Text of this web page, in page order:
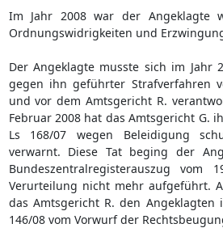
Im Jahr 2008 war der Angeklagte
Ordnungswidrigkeiten und
Der Angeklagte musste sich im Jahr
gegen ihn geführter Strafverfahren
und vor dem Amtsgericht R.
Februar 2008 hat das Amtsgericht G.
Ls 168/07 wegen Beleidigung
verwarnt. Diese Tat beging der
Bundeszentralregisterauszug
Verurteilung nicht mehr aufgeführt.
das Amtsgericht R. den Angeklagten
146/08 vom Vorwurf der